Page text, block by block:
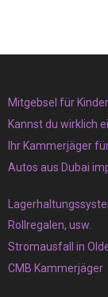
Mitgebsel für
Kannst du wirklich
Ihr Kammerjäger
Autos aus Dubai
Rollregalen, usw.
Stromausfall in
CMB Kammerjäger